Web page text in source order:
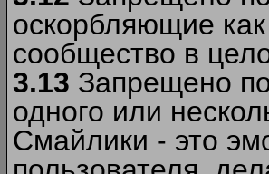
оскорбляющие
сообщество в
3.13 Запрещено
одного или
Смайлики - это